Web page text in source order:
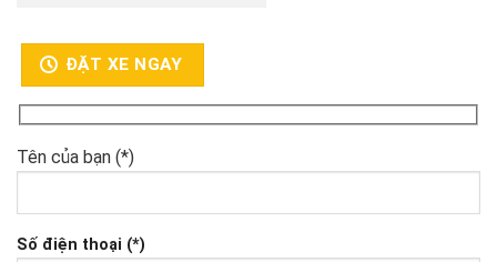
ĐẶT XE NGAY
Tên của bạn (*)
Số điện thoại (*)